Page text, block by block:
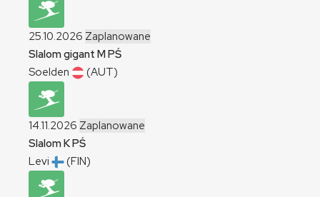
25.10.2026 Zaplanowane
Slalom gigant MPŚ
Soelden
(AUT)
14.11.2026 Zaplanowane
SlalomKPŚ
Levi
(FIN)